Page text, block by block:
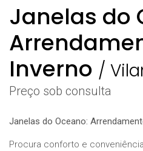
Janelas do
Inverno /
Preço sob consulta
Janelas do Oceano:
Procura conforto e